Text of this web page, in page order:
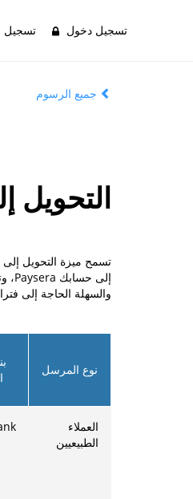
تسجيل تسجيل دخول
جميع الرسوم
التحويل
إلى حسابك Paysera، وتحديد
والسهلة الحاجة إلى
نوع المرسل
العملاء
الطبيعيين